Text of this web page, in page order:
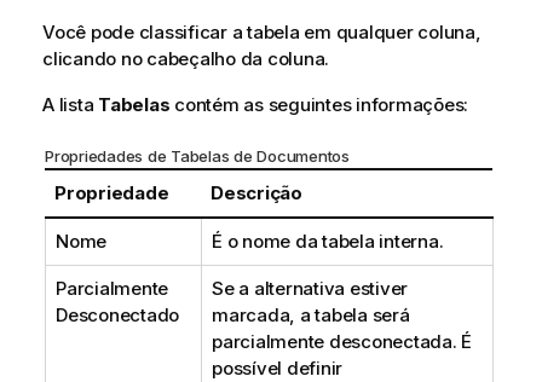
a
t
v
Você pode classificar a tabela em qualquer coluna,
clicando no cabeçalho da coluna.
A lista Tabelas contém as seguintes informações:
Propriedades de Tabelas de Documentos
Propriedade Descrição
Nome É o nome da tabela interna.
Parcialmente
Desconectado
Se a alternativa estiver
marcada, a tabela será
parcialmente desconectada. É
possível definir